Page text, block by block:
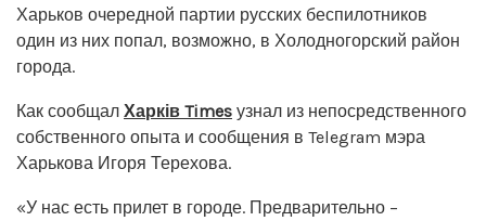
Харьков очередной партии русских беспилотников
один из них попал, возможно, в Холодногорский район
города.
Как сообщал Харків Times узнал из непосредственного
собственного опыта и сообщения в Telegram мэра
Харькова Игоря Терехова.
«У нас есть прилет в городе. Предварительно –